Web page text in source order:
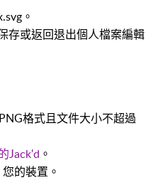
。
存或返回退出個人檔案編輯
格式且文件大小不超過
Jack'd 。
的裝置。